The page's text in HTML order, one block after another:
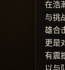
在浩
与挑
雄合
更是
有震
以与